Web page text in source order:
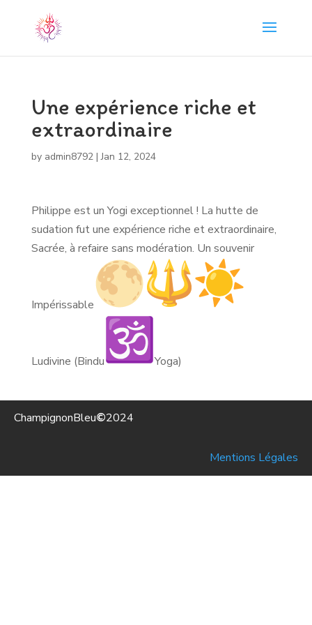
Une expérience riche et
extraordinaire
by admin8792|Jan 12, 2024
Philippe est un Yogi exceptionnel ! La hutte de
sudation fut une expérience riche et extraordinaire,
Sacrée, à refaire sans modération. Un souvenir
Impérissable
Ludivine (Bindu Yoga)
ChampignonBleu©2024
Mentions Légales